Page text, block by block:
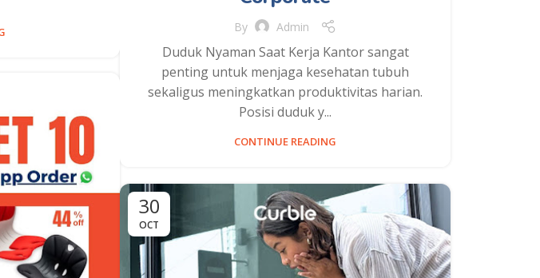
By Admin
Duduk Nyaman Saat Kerja Kantor sangat
penting untuk menjaga kesehatan tubuh
sekaligus meningkatkan produktivitas harian.
Posisi duduk y...
CONTINUE READING
30
OCT